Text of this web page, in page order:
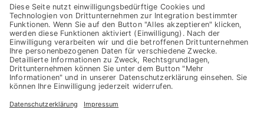
+49 (0) 851 70 06 0
+49 (0) 851 70 06 149
vzp.info@auto-roehr.de